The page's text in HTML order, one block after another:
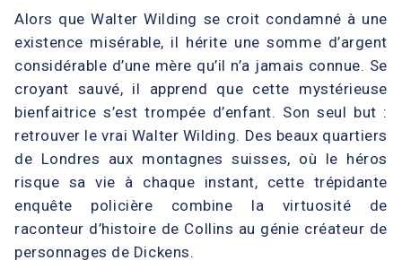
Alors que Walter Wilding se croit condamné à une
existence misérable, il hérite une somme d’argent
considérable d’une mère qu’il n’a jamais connue. Se
croyant sauvé, il apprend que cette mystérieuse
bienfaitrice s’est trompée d’enfant. Son seul but :
retrouver le vrai Walter Wilding. Des beaux quartiers
de Londres aux montagnes suisses, où le héros
risque sa vie à chaque instant, cette trépidante
enquête policière combine la virtuosité de
raconteur d’histoire de Collins au génie créateur de
personnages de Dickens.